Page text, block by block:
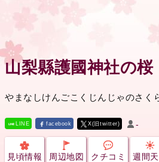
山梨縣護國神社の桜
やまなしけんごこくじんじゃのさく
LINE facebook X(旧twitter) -
見頃情報 周辺地図 クチコミ 週間